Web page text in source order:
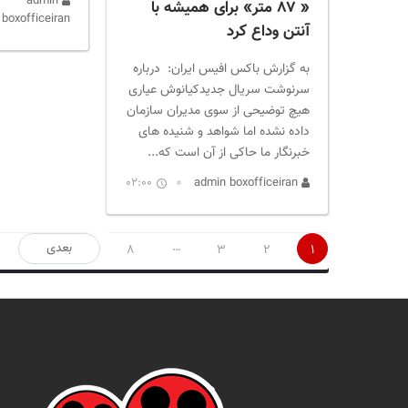
« ۸۷ متر» برای همیشه با
آنتن وداع کرد
به گزارش باکس افیس ایران: درباره
سرنوشت سریال جدیدکیانوش عیاری
هیچ توضیحی از سوی مدیران سازمان
داده نشده اما شواهد و شنیده های
خبرنگار ما حاکی از آن است که...
02:00
boxofficeiran
صفحه‌بندی
نوشته‌ها
1
2
3
…
8 بعدی